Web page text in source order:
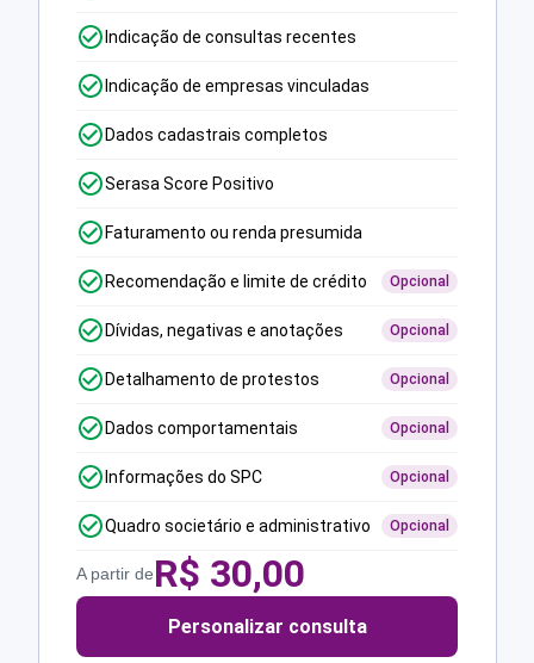
Indicação de consultas recentes
Indicação de empresas vinculadas
Dados cadastrais completos
Serasa Score Positivo
Faturamento ou renda presumida
Recomendação e limite de crédito Opcional
Dívidas, negativas e anotações Opcional
Detalhamento de protestos Opcional
Dados comportamentais Opcional
Informações do SPC Opcional
Quadro societário e administrativo Opcional
A partir deR$ 30,00
Personalizar consulta